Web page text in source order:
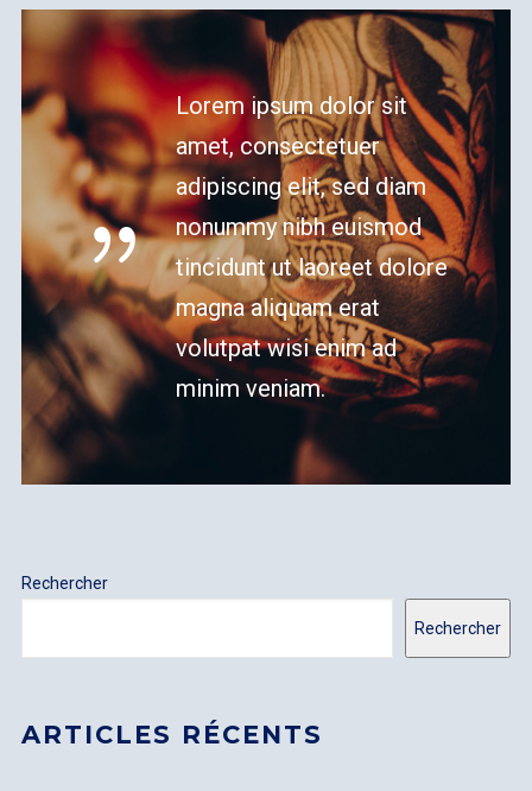
Lorem ipsum dolor sit
amet, consectetuer
adipiscing elit, sed diam
nonummy nibh euismod
tincidunt ut laoreet dolore
magna aliquam erat
volutpat wisi enim ad
minim veniam.
Rechercher
Rechercher
ARTICLES RÉCENTS